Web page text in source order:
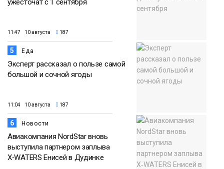
ужесточат с 1 сентября
11:47 10 августа 187
5 Еда
Эксперт рассказал о пользе самой
большой и сочной ягоды
11:04 10 августа 187
6 Новости
Авиакомпания NordStar вновь
выступила партнером заплыва
X‑WATERS Енисей в Дудинке